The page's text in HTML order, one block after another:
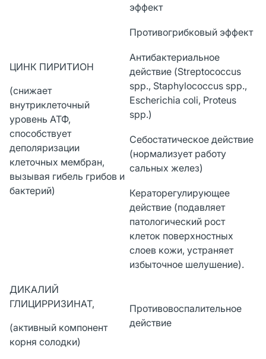
ЦИНК ПИРИТИОН
(снижает
внутриклеточный
уровень АТФ,
способствует
деполяризации
клеточных мембран,
вызывая гибель грибов и
бактерий)
эффект
Противогрибковый эффект
Антибактериальное
действие (Streptococcus
spp., Staphylococcus spp.,
Escherichia coli, Proteus
spp.)
Себостатическое действие
(нормализует работу
сальных желез)
Кераторегулирующее
действие (подавляет
патологический рост
клеток поверхностных
слоев кожи, устраняет
избыточное шелушение).
ДИКАЛИЙ
ГЛИЦИРРИЗИНАТ,
(активный компонент
корня солодки)
Противовоспалительное
действие